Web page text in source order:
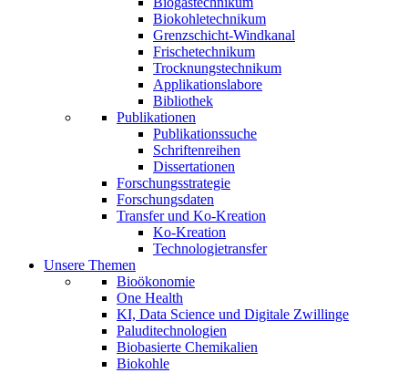
Biokohletechnikum
Grenzschicht-Windkanal
Frischetechnikum
Trocknungstechnikum
Applikationslabore
Bibliothek
Publikationen
Publikationssuche
Schriftenreihen
Dissertationen
Forschungsstrategie
Forschungsdaten
Transfer und Ko-Kreation
Ko-Kreation
Technologietransfer
Unsere Themen
Bioökonomie
One Health
KI, Data Science und Digitale Zwillinge
Paluditechnologien
Biobasierte Chemikalien
Biokohle